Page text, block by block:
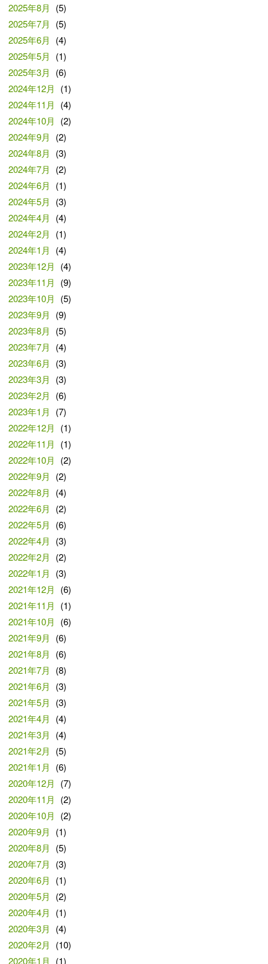
2025年8月
(5)
2025年7月
(5)
2025年6月
(4)
2025年5月
(1)
2025年3月
(6)
2024年12月
(1)
2024年11月
(4)
2024年10月
(2)
2024年9月
(2)
2024年8月
(3)
2024年7月
(2)
2024年6月
(1)
2024年5月
(3)
2024年4月
(4)
2024年2月
(1)
2024年1月
(4)
2023年12月
(4)
2023年11月
(9)
2023年10月
(5)
2023年9月
(9)
2023年8月
(5)
2023年7月
(4)
2023年6月
(3)
2023年3月
(3)
2023年2月
(6)
2023年1月
(7)
2022年12月
(1)
2022年11月
(1)
2022年10月
(2)
2022年9月
(2)
2022年8月
(4)
2022年6月
(2)
2022年5月
(6)
2022年4月
(3)
2022年2月
(2)
2022年1月
(3)
2021年12月
(6)
2021年11月
(1)
2021年10月
(6)
2021年9月
(6)
2021年8月
(6)
2021年7月
(8)
2021年6月
(3)
2021年5月
(3)
2021年4月
(4)
2021年3月
(4)
2021年2月
(5)
2021年1月
(6)
2020年12月
(7)
2020年11月
(2)
2020年10月
(2)
2020年9月
(1)
2020年8月
(5)
2020年7月
(3)
2020年6月
(1)
2020年5月
(2)
2020年4月
(1)
2020年3月
(4)
2020年2月
(10)
2020年1月
(1)